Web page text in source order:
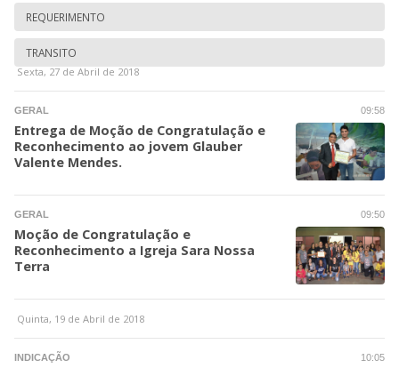
REQUERIMENTO
TRANSITO
Sexta, 27 de Abril de 2018
09:58
GERAL
Entrega de Moção de Congratulação e
Reconhecimento ao jovem Glauber
Valente Mendes.
09:50
GERAL
Moção de Congratulação e
Reconhecimento a Igreja Sara Nossa
Terra
Quinta, 19 de Abril de 2018
10:05
INDICAÇÃO